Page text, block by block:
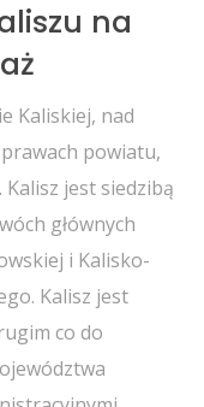
na
Kaliskiej, nad
powiatu,
jest siedzibą
głównych
i Kalisko-
Kalisz jest
co do